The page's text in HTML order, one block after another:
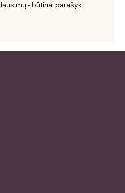
- būtinai parašyk.